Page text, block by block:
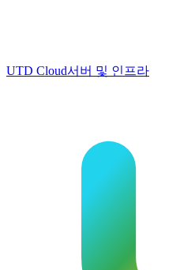
UTD Cloud서버 및 인프라